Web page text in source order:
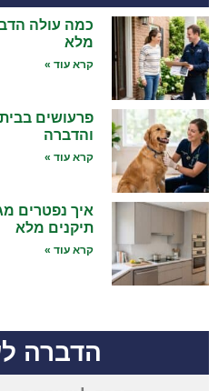
כמה עולה
מלא
קרא עוד »
פרעושים בבית
והדברה
קרא עוד »
איך נפטרים
תיקנים מלא
קרא עוד »
הדברה